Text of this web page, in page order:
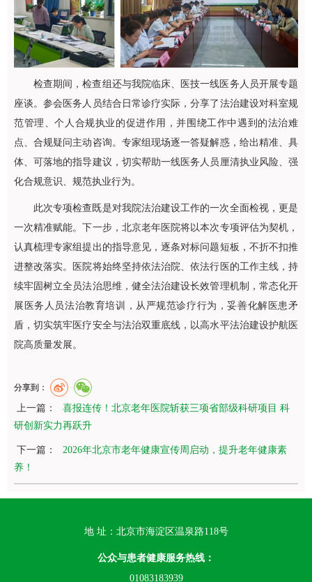
检查期间，检查组还与我院临床、医技一线医务人员开展专题
座谈。参会医务人员结合日常诊疗实际，分享了法治建设对科室规
范管理、个人合规执业的促进作用，并围绕工作中遇到的法治难
点、合规疑问主动咨询。专家组现场逐一答疑解惑，给出精准、具
体、可落地的指导建议，切实帮助一线医务人员厘清执业风险、强
化合规意识、规范执业行为。
此次专项检查既是对我院法治建设工作的一次全面检视，更是
一次精准赋能。下一步，北京老年医院将以本次专项评估为契机，
认真梳理专家组提出的指导意见，逐条对标问题短板，不折不扣推
进整改落实。医院将始终坚持依法治院、依法行医的工作主线，持
续牢固树立全员法治思维，健全法治建设长效管理机制，常态化开
展医务人员法治教育培训，从严规范诊疗行为，妥善化解医患矛
盾，切实筑牢医疗安全与法治双重底线，以高水平法治建设护航医
院高质量发展。
分享到：
上一篇：
喜报连传！北京老年医院斩获三项省部级科研项目 科
研创新实力再跃升
下一篇：
2026年北京市老年健康宣传周启动，提升老年健康素
养！
地 址：北京市海淀区温泉路118号
公众与患者健康服务热线：
01083183939